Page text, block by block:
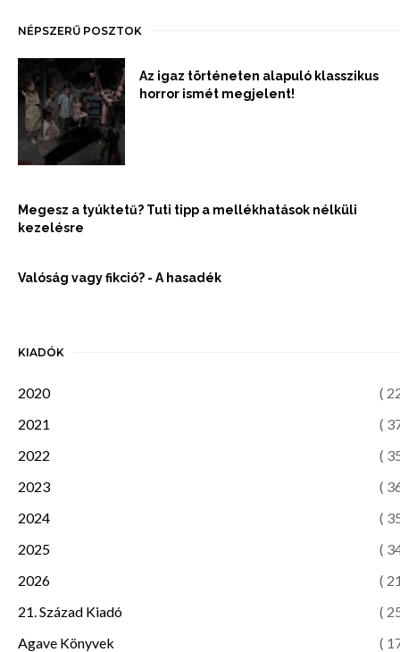
NÉPSZERŰ POSZTOK
Az igaz történeten alapuló klasszikus
horror ismét megjelent!
Megesz a tyúktetű? Tuti tipp a mellékhatások nélküli
kezelésre
Valóság vagy fikció? - A hasadék
KIADÓK
2020
(
2021
(
2022
(
2023
(
2024
(
2025
(
2026
(
21. Század Kiadó
(
Agave Könyvek
(